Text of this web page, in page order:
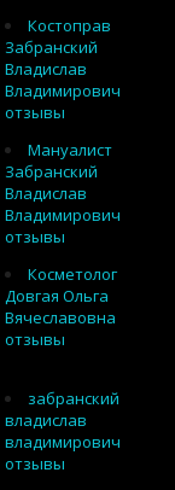
Костоправ
Забранский
Владислав
Владимирович
отзывы
Мануалист
Забранский
Владислав
Владимирович
отзывы
Косметолог
Довгая Ольга
Вячеславовна
отзывы
забранский
владислав
владимирович
отзывы